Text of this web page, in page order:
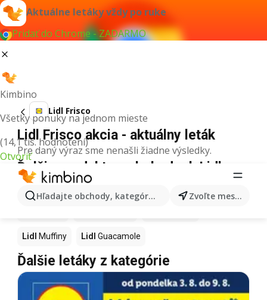
Aktuálne letáky vždy po ruke
Pridať do Chrome - ZADARMO
Kimbino
Všetky ponuky na jednom mieste
(14,1 tis. hodnotení)
Otvoriť
Hľadajte obchody, kategórie, produkty... Zvoľte mesto
Lidl Frisco
Lidl Frisco akcia - aktuálny leták
Pre daný výraz sme nenašli žiadne výsledky.
Ďalšie produkty v obchodoch Lidl
Lidl Muffiny Lidl Guacamole
Ďalšie letáky z kategórie